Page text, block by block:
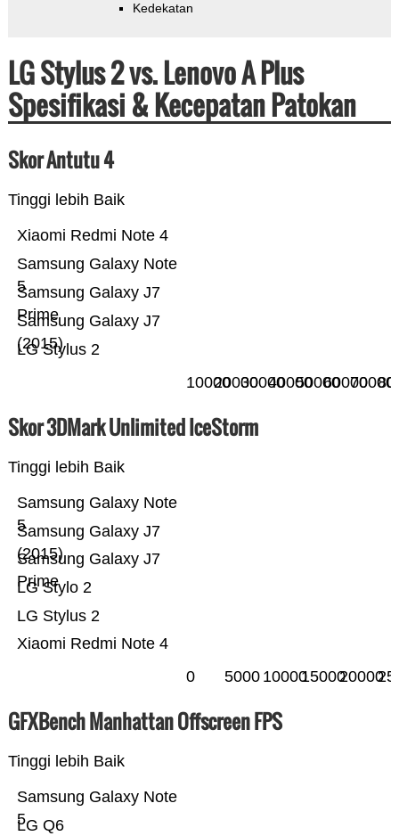
Kedekatan
LG Stylus 2 vs. Lenovo A Plus
Spesifikasi & Kecepatan Patokan
Skor Antutu 4
Tinggi lebih Baik
LG Stylus 2
Samsung Galaxy J7
(2015)
Samsung Galaxy J7
Prime
Samsung Galaxy Note
5
Xiaomi Redmi Note 4
10000200003000040000500006000070000
Skor 3DMark Unlimited IceStorm
Tinggi lebih Baik
Xiaomi Redmi Note 4
LG Stylus 2
LG Stylo 2
Samsung Galaxy J7
Prime
Samsung Galaxy J7
(2015)
Samsung Galaxy Note
5
0 5000 100001500020000
GFXBench Manhattan Offscreen FPS
Tinggi lebih Baik
LG Q6
Samsung Galaxy Note
5